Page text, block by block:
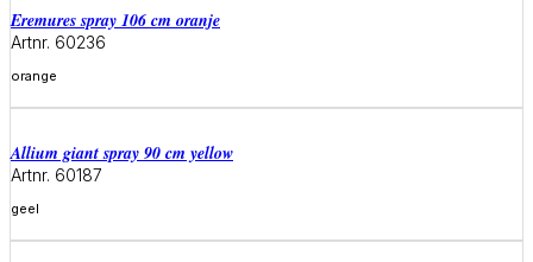
eremures spray 106 cm oranje
Artnr. 60236
orange
Meer informatie
allium giant spray 90 cm yellow
Artnr. 60187
geel
Meer informatie